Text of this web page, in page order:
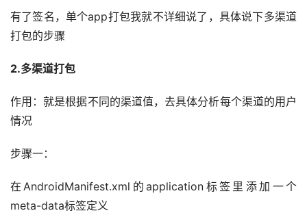
有了签名，单个app打包我就不详细说了，具体说下多渠道
打包的步骤
2.多渠道打包
作用：就是根据不同的渠道值，去具体分析每个渠道的用户
情况
步骤一：
在AndroidManifest.xml的application标签里添加一个
meta-data标签定义